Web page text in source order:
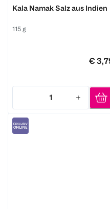
Kala Namak Salz aus Indien
115 g
€
1
Quantity: 1